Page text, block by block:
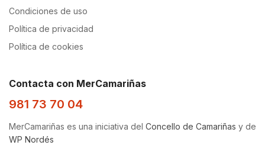
Condiciones de uso
Política de privacidad
Política de cookies
Contacta con MerCamariñas
981 73 70 04
MerCamariñas es una iniciativa del Concello de Camariñas y de
WP Nordés